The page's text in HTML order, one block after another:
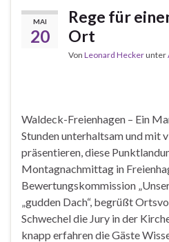
MAI
20
Rege für
Ort
Von Leonard Heckerunter
Waldeck-Freienhagen – Ein
Stunden unterhaltsam und mit
präsentieren, diese
Montagnachmittag in
Bewertungskommission
„gudden Dach“, begrüßt
Schwechel die Jury in der
knapp erfahren die Gäste